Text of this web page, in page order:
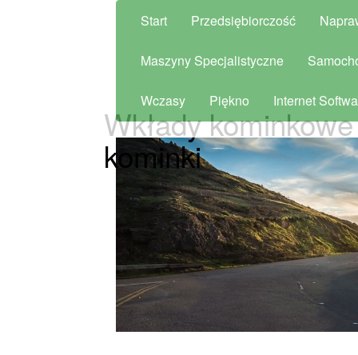
Start Przedsiębiorczość
Maszyny Specjalistyczne
Wczasy Piękno Internet
Wkłady
kominki